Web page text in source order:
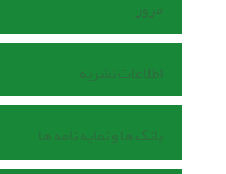
مرور
اطلاعات نشریه
بانک ها و نمایه نامه ها